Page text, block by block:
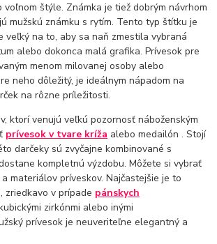
voľnom štýle. Známka je tiež dobrým návrhom
mužskú známku s rytím. Tento typ štítku je
veľký na to, aby sa naň zmestila vybraná
alebo dokonca malá grafika. Prívesok pre
menom milovanej osoby alebo
neho dôležitý, je ideálnym nápadom na
na rôzne príležitosti.
ktorí venujú veľkú pozornosť náboženským
prívesok v tvare kríža alebo medailón . Stojí
darčeky sú zvyčajne kombinované s
kompletnú výzdobu. Môžete si vybrať
materiálov príveskov. Najčastejšie je to
zriedkavo v prípade pánskych
zirkónmi alebo inými
prívesok je neuveriteľne elegantný a